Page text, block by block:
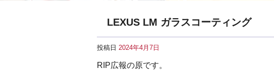
LEXUS LM ガラスコーティング
投稿日 2024年4月7日
RIP広報の原です。